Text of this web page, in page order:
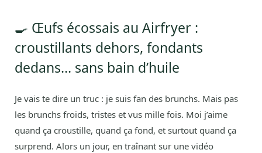
🍳 Œufs écossais au Airfryer :
croustillants dehors, fondants
dedans… sans bain d’huile
Je vais te dire un truc : je suis fan des brunchs. Mais pas
les brunchs froids, tristes et vus mille fois. Moi j’aime
quand ça croustille, quand ça fond, et surtout quand ça
surprend. Alors un jour, en traînant sur une vidéo